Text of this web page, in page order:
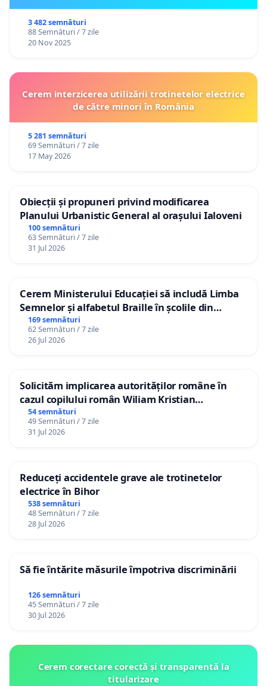
3 482 semnături
88 Semnături / 7 zile
20 Nov 2025
Cerem interzicerea utilizării trotinetelor electrice
de către minori în România
5 281 semnături
69 Semnături / 7 zile
17 May 2026
Obiecții și propuneri privind modificarea
Planului Urbanistic General al orașului Ialoveni
100 semnături
63 Semnături / 7 zile
31 Jul 2026
Cerem Ministerului Educației să includă Limba
Semnelor și alfabetul Braille în școlile din
Republica Moldova!
169 semnături
62 Semnături / 7 zile
26 Jul 2026
Solicităm implicarea autorităților române în
cazul copilului român Wiliam Kristian
Gheorghe, aflat în plasament în Danemarca de
12 ani
54 semnături
49 Semnături / 7 zile
31 Jul 2026
Reduceți accidentele grave ale trotinetelor
electrice în Bihor
538 semnături
48 Semnături / 7 zile
28 Jul 2026
Să fie întărite măsurile împotriva discriminării
126 semnături
45 Semnături / 7 zile
30 Jul 2026
Cerem corectare corectă și transparentă la
titularizare